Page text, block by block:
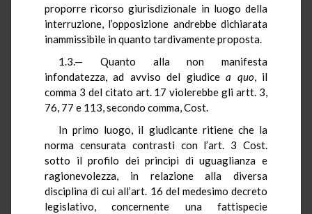
proporre ricorso giurisdizionale in luogo della
interruzione, l’opposizione andrebbe dichiarata
inammissibile in quanto tardivamente proposta.
1.3.— Quanto alla non manifesta
infondatezza, ad avviso del giudicea quo, il
comma 3 del citato art. 17 violerebbe gli artt. 3,
76, 77 e 113, secondo comma, Cost.
In primo luogo, il giudicante ritiene che la
norma censurata contrasti con l’art. 3 Cost.
sotto il profilo dei principi di uguaglianza e
ragionevolezza, in relazione alla diversa
disciplina di cui all’art. 16 del medesimo decreto
legislativo, concernente una fattispecie